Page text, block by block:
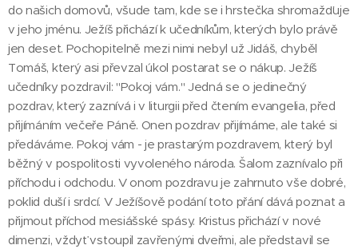
do našich domovů, všude tam, kde se i hrstečka shromažďuje
v jeho jménu. Ježíš přichází k učedníkům, kterých bylo právě
jen deset. Pochopitelně mezi nimi nebyl už Jidáš, chyběl
Tomáš, který asi převzal úkol postarat se o nákup. Ježíš
učedníky pozdravil: "Pokoj vám." Jedná se o jedinečný
pozdrav, který zaznívá i v liturgii před čtením evangelia, před
přijímáním večeře Páně. Onen pozdrav přijímáme, ale také si
předáváme. Pokoj vám - je prastarým pozdravem, který byl
běžný v pospolitosti vyvoleného národa. Šalom zaznívalo při
příchodu i odchodu. V onom pozdravu je zahrnuto vše dobré,
poklid duší i srdcí. V Ježíšově podání toto přání dává poznat a
přijmout příchod mesiášské spásy. Kristus přichází v nové
dimenzi, vždyť vstoupil zavřenými dveřmi, ale představil se